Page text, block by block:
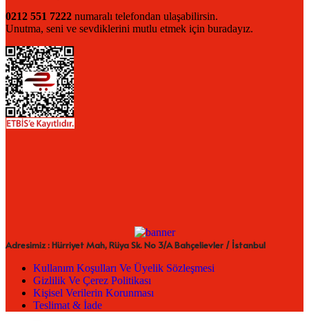
0212 551 7222 numaralı telefondan ulaşabilirsin.
Unutma, seni ve sevdiklerini mutlu etmek için buradayız.
Adresimiz : Hürriyet Mah, Rüya Sk. No 3/A Bahçelievler / İstanbul
Kullanım Koşulları Ve Üyelik Sözleşmesi
Gizlilik Ve Çerez Politikası
Kişisel Verilerin Korunması
Teslimat & İade